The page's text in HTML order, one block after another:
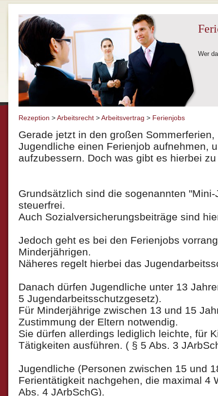
Wer
Rezeption >Arbeitsrecht>Arbeitsvertrag > Ferienjobs
Gerade jetzt in den großen
Jugendliche einen Ferienjob aufnehmen,
aufzubessern. Doch was gibt es hierbei
Grundsätzlich sind die sogenannten
steuerfrei.
Auch Sozialversicherungsbeiträge sind
Jedoch geht es bei den Ferienjobs
Minderjährigen.
Näheres regelt hierbei das
Danach dürfen Jugendliche unter 13
5 Jugendarbeitsschutzgesetz).
Für Minderjährige zwischen 13 und 15
Zustimmung der Eltern notwendig.
Sie dürfen allerdings lediglich leichte, für
Tätigkeiten ausführen. ( § 5 Abs. 3
Jugendliche (Personen zwischen 15 und
Ferientätigkeit nachgehen, die maximal 4
Abs. 4 JArbSchG).